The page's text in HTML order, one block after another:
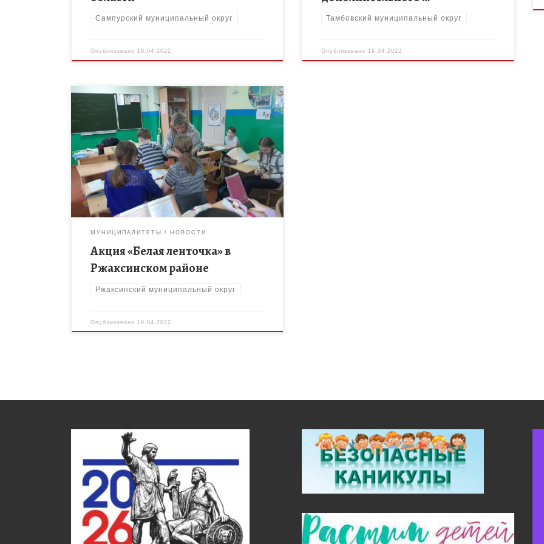
Сампурский муниципальный округ
Опубликовано 19.04.2022
Тамбовский муниципальный округ
Опубликовано 19.04.2022
19 апреля 2022 года в целях предупреждения
групповой преступности несовершеннолетних,
предотвращения вовлечения их в деструктивную
деятельность, проникновения в подростковую
среду экстремистской идеологии на территории
Ржаксинского […]
МУНИЦИПАЛИТЕТЫ НОВОСТИ
Акция «Белая ленточка» в
Ржаксинском районе
Ржаксинский муниципальный округ
Опубликовано 19.04.2022